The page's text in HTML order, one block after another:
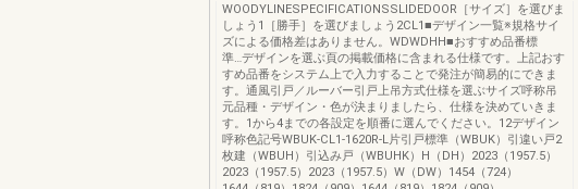
WOODYLINESPECIFICATIONSSLIDEDOOR［サイズ］を選びま
しょう1［勝手］を選びましょう2CL1■デザイン一覧※規格サイ
ズによる価格差はありません。WDWDHH■おすすめ品番標
準…デザインを選ぶ頁の掲載価格に含まれる仕様です。上記おす
すめ品番をシステム上で入力することで発注が簡易的にできま
す。通風引戸／ルーバー引戸上吊方式仕様を選ぶサイズ呼称吊
元品種・デザイン・色が決まりましたら、仕様を決めていきま
す。1から4までの各設定を順番に選んでください。12デザイン
呼称色記号WBUK-CL1-1620R-L片引戸標準（WBUK）引違い戸2
枚建（WBUH）引込み戸（WBUHK）H（DH）2023（1957.5）
2023（1957.5）2023（1957.5）W（DW）1454（724）